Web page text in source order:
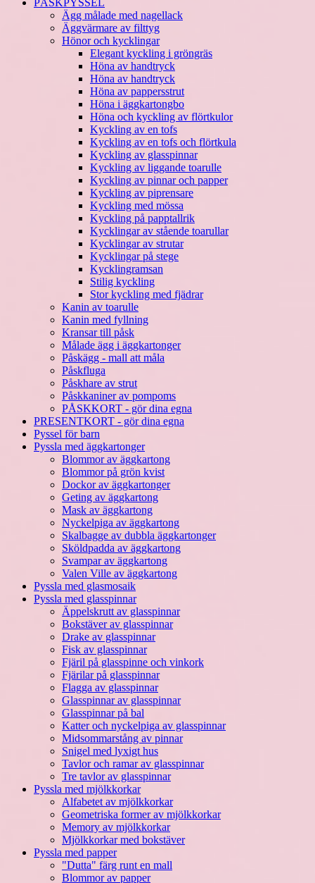
Ägg målade med nagellack
Äggvärmare av filttyg
Hönor och kycklingar
Elegant kyckling i gröngräs
Höna av handtryck
Höna av handtryck
Höna av pappersstrut
Höna i äggkartongbo
Höna och kyckling av flörtkulor
Kyckling av en tofs
Kyckling av en tofs och flörtkula
Kyckling av glasspinnar
Kyckling av liggande toarulle
Kyckling av pinnar och papper
Kyckling av piprensare
Kyckling med mössa
Kyckling på papptallrik
Kycklingar av stående toarullar
Kycklingar av strutar
Kycklingar på stege
Kycklingramsan
Stilig kyckling
Stor kyckling med fjädrar
Kanin av toarulle
Kanin med fyllning
Kransar till påsk
Målade ägg i äggkartonger
Påskägg - mall att måla
Påskfluga
Påskhare av strut
Påskkaniner av pompoms
PÅSKKORT - gör dina egna
PRESENTKORT - gör dina egna
Pyssel för barn
Pyssla med äggkartonger
Blommor av äggkartong
Blommor på grön kvist
Dockor av äggkartonger
Geting av äggkartong
Mask av äggkartong
Nyckelpiga av äggkartong
Skalbagge av dubbla äggkartonger
Sköldpadda av äggkartong
Svampar av äggkartong
Valen Ville av äggkartong
Pyssla med glasmosaik
Pyssla med glasspinnar
Äppelskrutt av glasspinnar
Bokstäver av glasspinnar
Drake av glasspinnar
Fisk av glasspinnar
Fjäril på glasspinne och vinkork
Fjärilar på glasspinnar
Flagga av glasspinnar
Glasspinnar av glasspinnar
Glasspinnar på bal
Katter och nyckelpiga av glasspinnar
Midsommarstång av pinnar
Snigel med lyxigt hus
Tavlor och ramar av glasspinnar
Tre tavlor av glasspinnar
Pyssla med mjölkkorkar
Alfabetet av mjölkkorkar
Geometriska former av mjölkkorkar
Memory av mjölkkorkar
Mjölkkorkar med bokstäver
Pyssla med papper
"Dutta" färg runt en mall
Blommor av papper